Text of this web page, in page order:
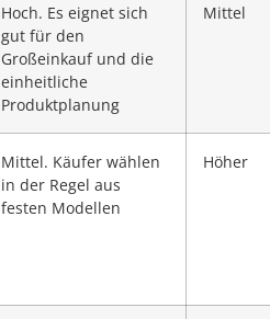
Hoch. Es eignet sich
gut für den
Großeinkauf und die
einheitliche
Produktplanung
Mittel
Mittel. Käufer wählen
in der Regel aus
festen Modellen
Höher